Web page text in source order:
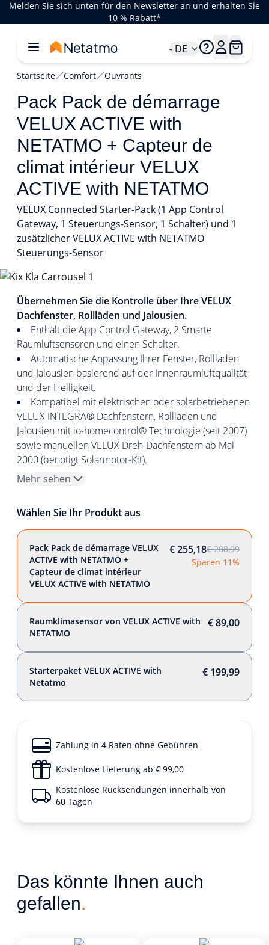
Melden Sie sich unten für den Newsletter an und erhalten Sie
10 % Rabatt*
- DE
Startseite Comfort Ouvrants
Pack Pack de démarrage
VELUX ACTIVE with
NETATMO + Capteur de
climat intérieur VELUX
ACTIVE with NETATMO
VELUX Connected Starter-Pack (1 App Control
Gateway, 1 Steuerungs-Sensor, 1 Schalter) und 1
zusätzlicher VELUX ACTIVE with NETATMO
Steuerungs-Sensor
Übernehmen Sie die Kontrolle über Ihre VELUX
Dachfenster, Rollläden und Jalousien.
Enthält die App Control Gateway, 2 Smarte
Raumluftsensoren und einen Schalter.
Automatische Anpassung Ihrer Fenster, Rollläden
und Jalousien basierend auf der Innenraumluftqualität
und der Helligkeit.
Kompatibel mit elektrischen oder solarbetriebenen
VELUX INTEGRA® Dachfenstern, Rollläden und
Jalousien mit io-homecontrol® Technologie (seit 2007)
sowie manuellen VELUX Dreh-Dachfenstern ab Mai
2000 (benötigt Solarmotor-Kit).
Mehr sehen
Wählen Sie Ihr Produkt aus
Pack Pack de démarrage VELUX
ACTIVE with NETATMO +
Capteur de climat intérieur
VELUX ACTIVE with NETATMO
€ 255,18€ 288,99
Sparen 11%
Raumklimasensor von VELUX ACTIVE with
NETATMO
€ 89,00
Starterpaket VELUX ACTIVE with
Netatmo
€ 199,99
Zahlung in 4 Raten ohne Gebühren
Kostenlose Lieferung ab € 99,00
Kostenlose Rücksendungen innerhalb von
60 Tagen
Das könnte Ihnen auch
gefallen.